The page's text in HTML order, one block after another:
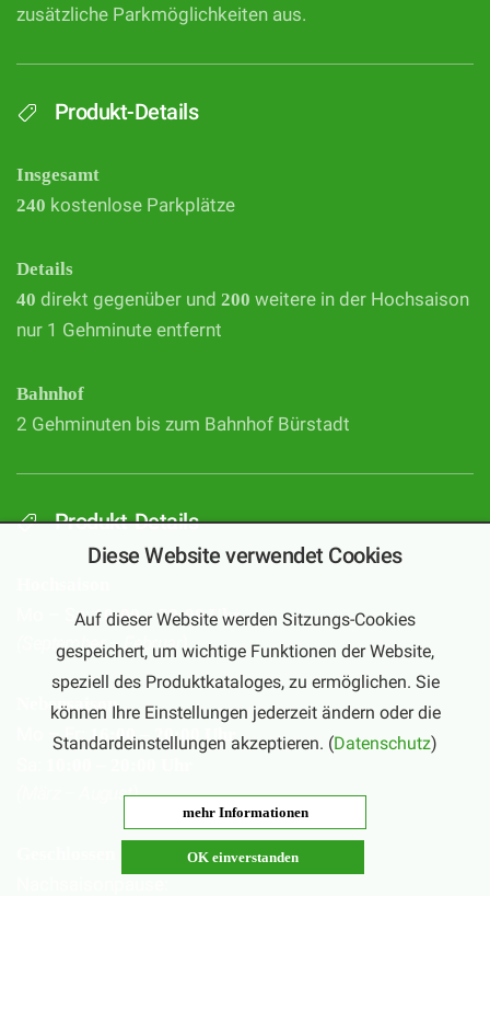
zusätzliche Parkmöglichkeiten aus.
Produkt-Details
Insgesamt
240 kostenlose Parkplätze
Details
40 direkt gegenüber und 200 weitere in der Hochsaison
nur 1 Gehminute entfernt
Bahnhof
2 Gehminuten bis zum Bahnhof Bürstadt
Produkt-Details
Mo – Sa:10:00 – 20:00 Uhr
(September – Februar)
Nebensaison
Mo – Fr:
16:00 – 20:00 Uhr
(März – August)
Diese Website verwendet Cookies
Auf dieser Website werden Sitzungs-Cookies
gespeichert, um wichtige Funktionen der Website,
speziell des Produktkataloges, zu ermöglichen. Sie
können Ihre Einstellungen jederzeit ändern oder die
Standardeinstellungen akzeptieren. (Datenschutz)
mehr Informationen
OK einverstanden